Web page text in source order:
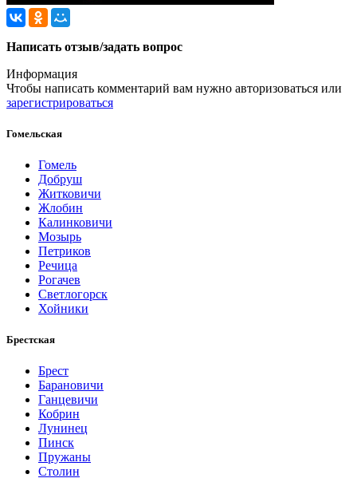
Написать отзыв/задать вопрос
Информация
Чтобы написать комментарий вам нужно авторизоваться или
зарегистрироваться
Гомельская
Гомель
Добруш
Житковичи
Жлобин
Калинковичи
Мозырь
Петриков
Речица
Рогачев
Светлогорск
Хойники
Брестская
Брест
Барановичи
Ганцевичи
Кобрин
Лунинец
Пинск
Пружаны
Столин